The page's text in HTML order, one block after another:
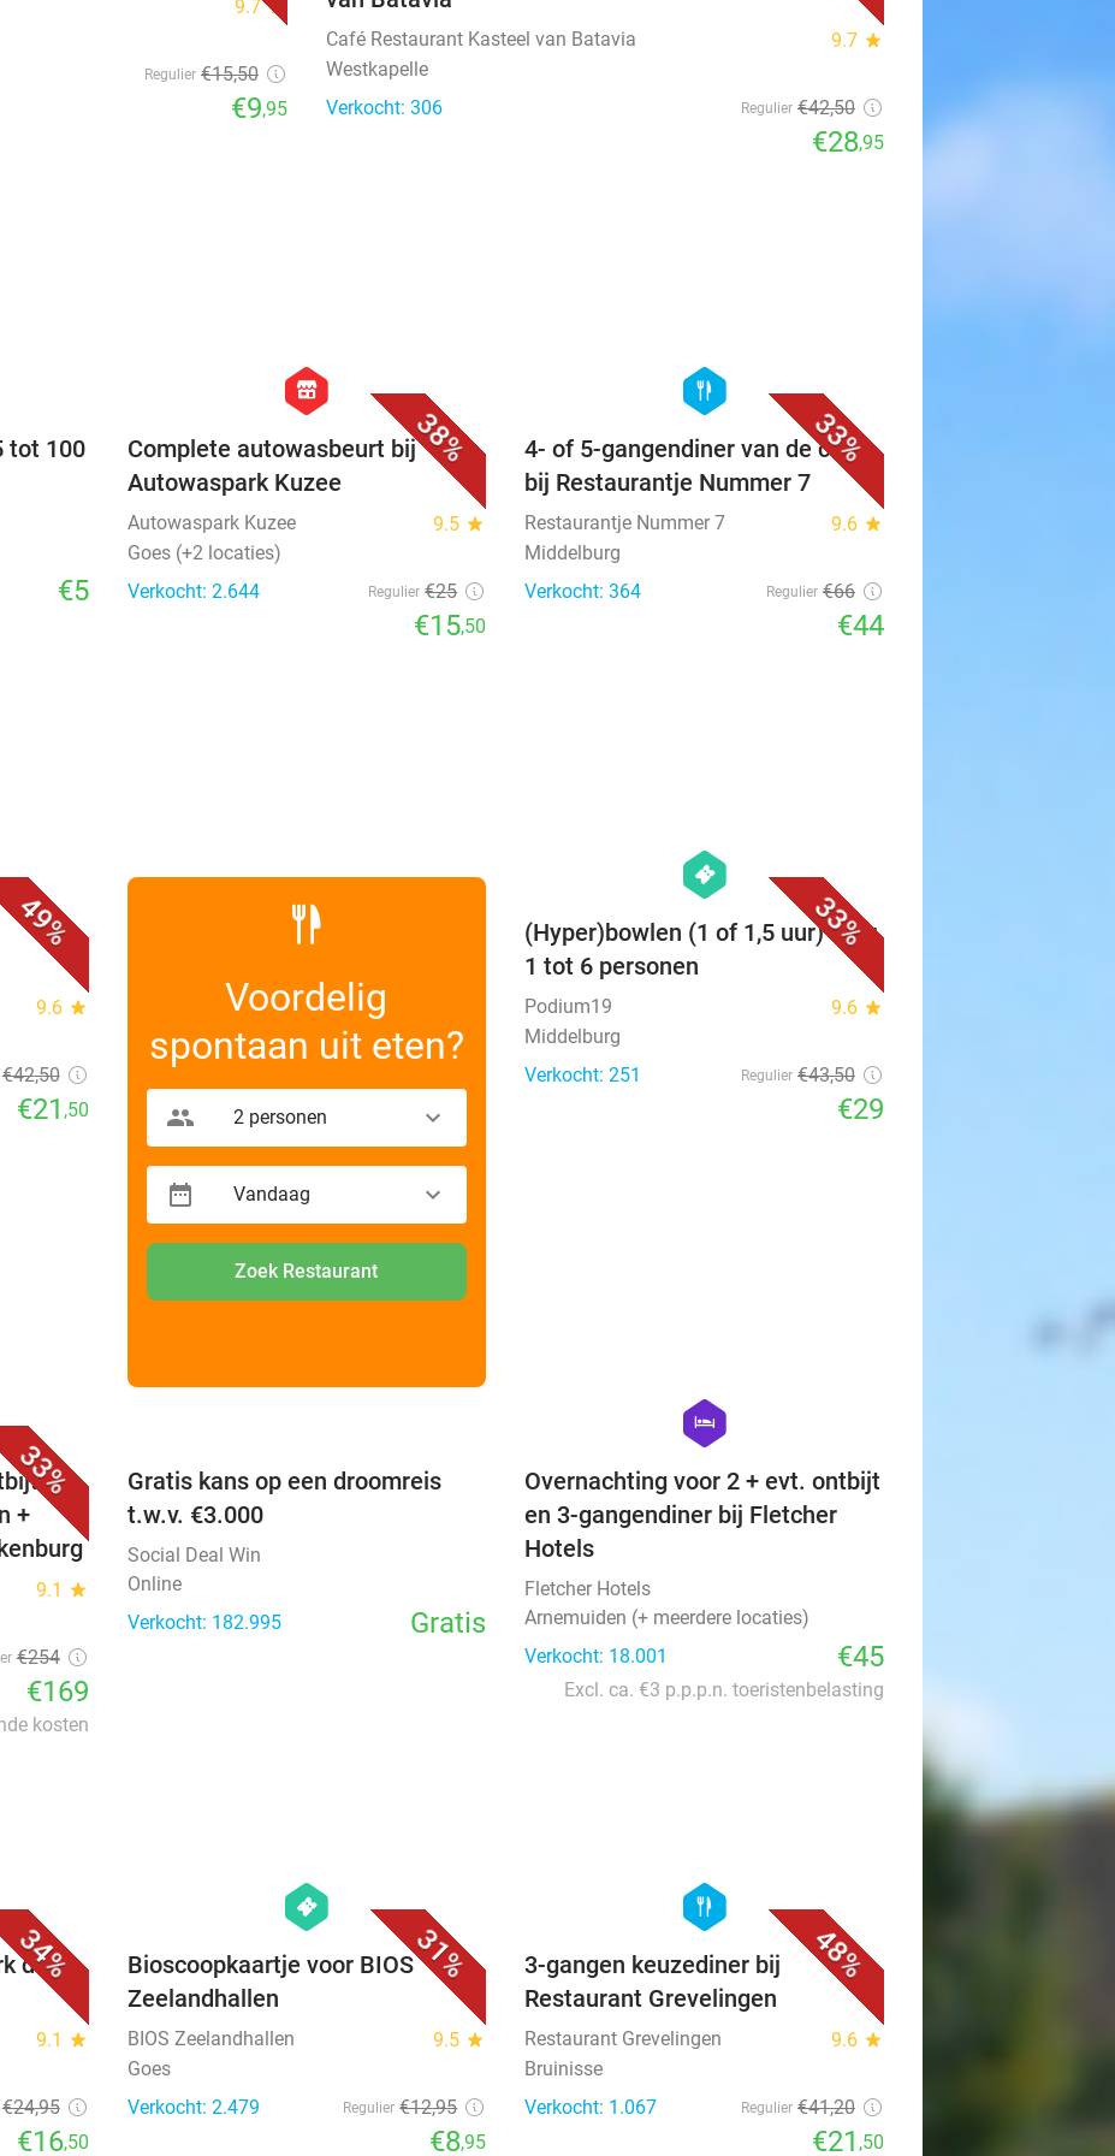
9.7star
Regulier €15,50
€9,95
Café Restaurant Kasteel van Batavia 9.7 star
Westkapelle
Verkocht: 306
Regulier €42,50
€28,95
tot 100
€5
38%
hexagon
store
Complete autowasbeurt bij
Autowaspark Kuzee
Autowaspark Kuzee 9.5 star
Goes (+2 locaties)
Verkocht: 2.644
Regulier €25
€15,50
33%
hexagon
food
4- of 5-gangendiner van de chef
bij Restaurantje Nummer 7
Restaurantje Nummer 7 9.6 star
Middelburg
Verkocht: 364
Regulier €66
€44
49%
9.6 star
€42,50
€21 ,50
Voordelig
spontaan uit eten?
2 personen
Vandaag
Zoek Restaurant
33%
hexagon
events
(Hyper)bowlen (1 of 1,5 uur) voor
1 tot 6 personen
Podium19 9.6 star
Middelburg
Verkocht: 251
Regulier €43,50
€29
33%
+
+
9.1 star
€254
€169
kosten
favorite_border
Gratis kans op een droomreis
t.w.v. €3.000
Social Deal Win
Online
Verkocht: 182.995
Gratis
hexagon
hotel
Overnachting voor 2 + evt. ontbijt
en 3-gangendiner bij Fletcher
Hotels
Fletcher Hotels
Arnemuiden (+ meerdere locaties)
Verkocht: 18.001
€45
Excl. ca. €3 p.p.p.n. toeristenbelasting
34%
de
9.1 star
€24,95
€16,50
31%
hexagon
events
Bioscoopkaartje voor BIOS
Zeelandhallen
BIOS Zeelandhallen 9.5 star
Goes
Verkocht: 2.479
Regulier €12,95
€8,95
48%
hexagon
food
3-gangen keuzediner bij
Restaurant Grevelingen
Restaurant Grevelingen 9.6 star
Bruinisse
Verkocht: 1.067
Regulier €41,20
€21 ,50